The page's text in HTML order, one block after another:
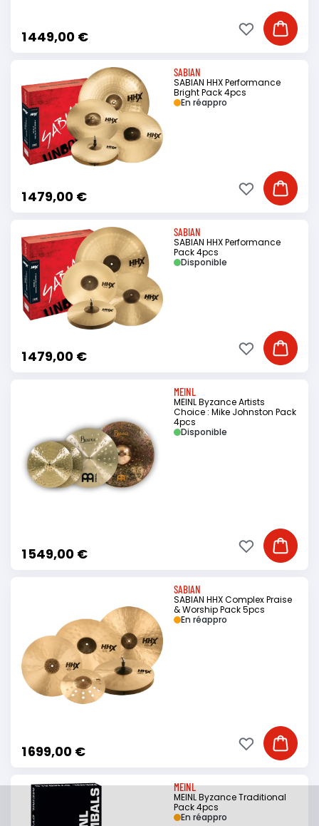
1 449,00 € Ajouter
Ajouter à ma
SABIAN
SABIAN HHX Performance
Bright Pack 4pcs
1 479,00 €
En réappro
Ajouter
Ajouter à ma
SABIAN
SABIAN HHX Performance
Pack 4pcs
1 479,00 €
Disponible
Ajouter
Ajouter à ma
MEINL
MEINL Byzance Artists
Choice : Mike Johnston Pack
4pcs
1 549,00 €
Disponible
Ajouter
Ajouter à ma
SABIAN
SABIAN HHX Complex Praise
& Worship Pack 5pcs
1 699,00 €
En réappro
Ajouter
Ajouter à ma
MEINL
MEINL Byzance Traditional
Pack 4pcs
En réappro